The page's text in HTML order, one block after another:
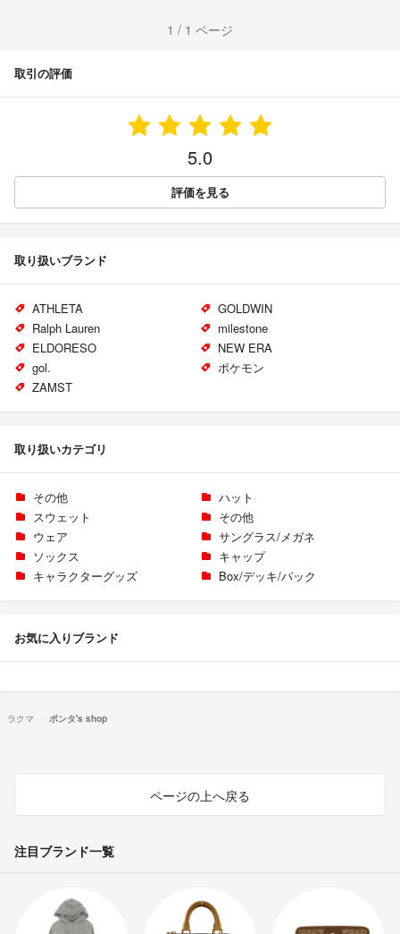
1 / 1 ページ
取引の評価
5.0
評価を見る
取り扱いブランド
ATHLETA
GOLDWIN
Ralph Lauren
milestone
ELDORESO
NEW ERA
gol.
ポケモン
ZAMST
取り扱いカテゴリ
その他
ハット
スウェット
その他
ウェア
サングラス/メガネ
ソックス
キャップ
キャラクターグッズ
Box/デッキ/パック
お気に入りブランド
ラクマ ポンタ's shop
ページの上へ戻る
注目ブランド一覧